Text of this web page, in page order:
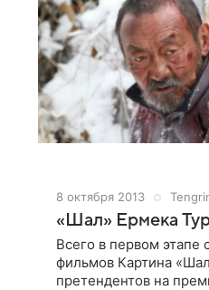
8 октября 2013
«Шал» Ермека
Всего в первом этапе
фильмов Картина
претендентов на